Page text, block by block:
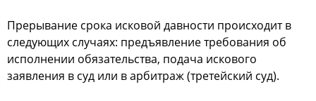
Прерывание срока исковой давности происходит в
следующих случаях: предъявление требования об
исполнении обязательства, подача искового
заявления в суд или в арбитраж (третейский суд).